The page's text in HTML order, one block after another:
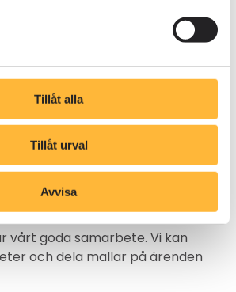
Tillåt alla
Tillåt urval
Avvisa
är en annan
eller radera olika steg i ett
det, för när företaget
processerna i AM System följa
används inom NOTE-koncernen.
vårt goda samarbete. Vi kan
och dela mallar på ärenden